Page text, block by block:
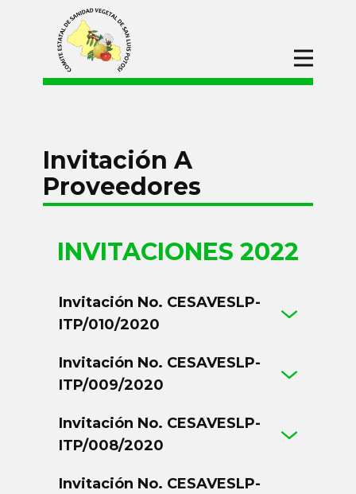
Inicio
Procesos de
Adquisiciones
Convocatorias
Divulgación
Invitación A
Proveedores
INVITACIONES​ 2022
Invitación No. CESAVESLP-
ITP/010/2020
Invitación No. CESAVESLP-
ITP/009/2020
Invitación No. CESAVESLP-
ITP/008/2020
Invitación No. CESAVESLP-